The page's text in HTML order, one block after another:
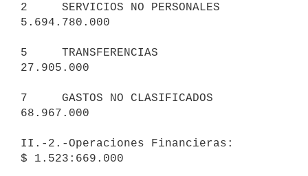
2     SERVICIOS NO PERSONALES
5.694.780.000
5     TRANSFERENCIAS
27.905.000
7     GASTOS NO CLASIFICADOS
68.967.000
II.-2.-Operaciones Financieras:
$ 1.523:669.000